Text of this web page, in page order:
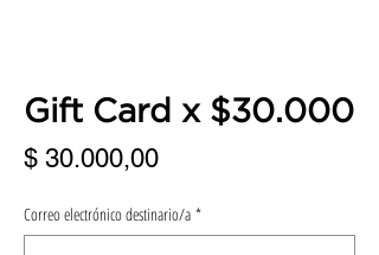
Gift Card x $30.000
$ 30.000,00Precio
Correo electrónico destinario/a *